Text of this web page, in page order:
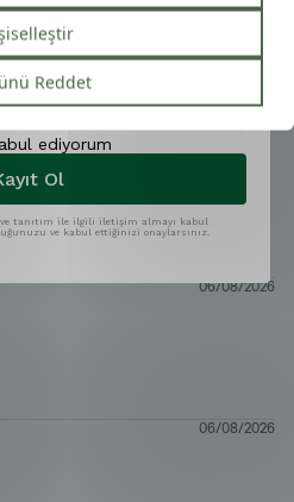
ettiğiniz ve sofralarınızda bize
teşekkür ederiz. 🌿 Ürünlerimizi en
biz her zaman buradayız. 😊
06/08/2026
06/08/2026
ediyorum
Ol
tanıtım ile ilgili iletişim almayı kabul
ve kabul ettiğinizi onaylarsınız.